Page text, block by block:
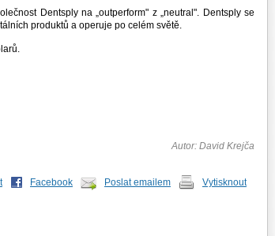
Dentsply na „outperform" z „neutral". Dentsply se
produktů a operuje po celém světě.
Autor: David Krejča
Facebook Poslat emailem Vytisknout